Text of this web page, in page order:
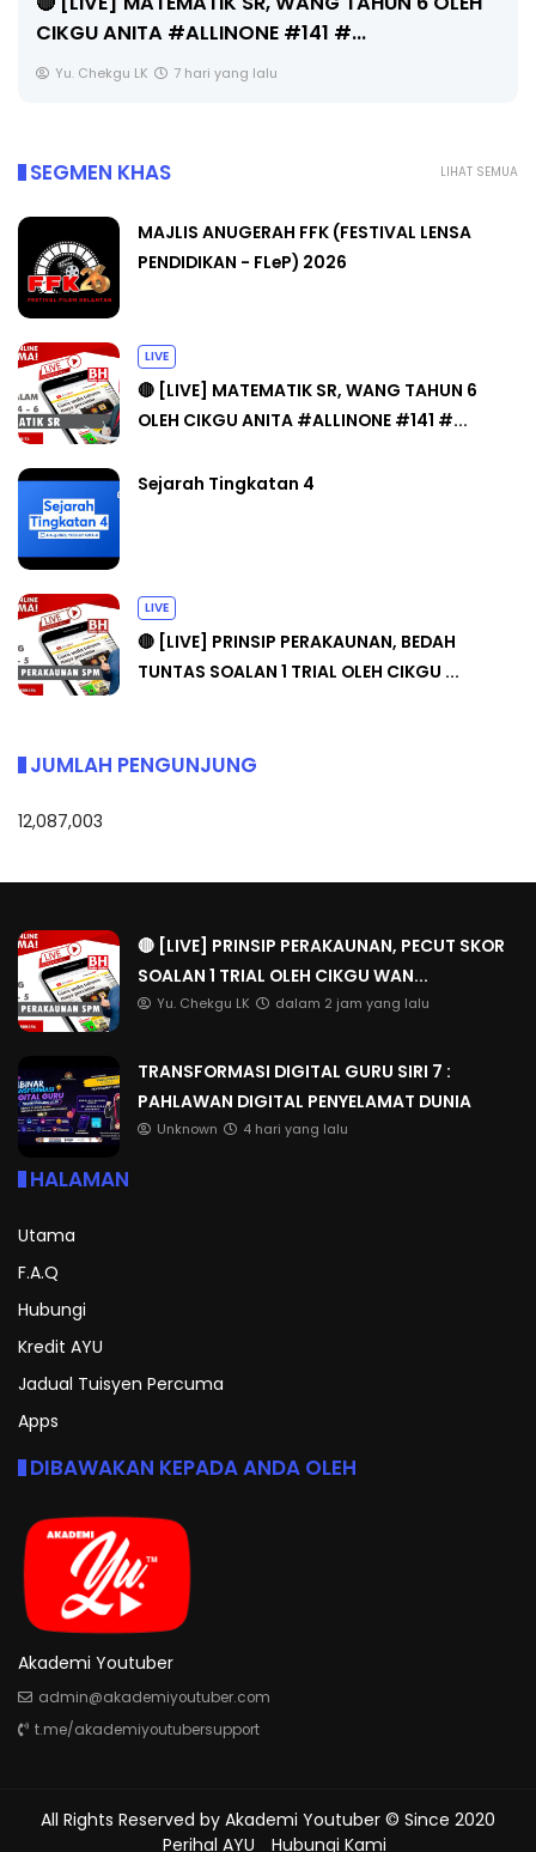
Unknown 7 hari yang lalu
LIHAT SEMUA
SEGMEN KHAS
MAJLIS ANUGERAH FFK (FESTIVAL LENSA
PENDIDIKAN - FLeP) 2026
LIVE
🔴 [LIVE] MATEMATIK SR, WANG TAHUN 6
OLEH CIKGU ANITA #ALLINONE #141 #...
Sejarah Tingkatan 4
LIVE
🔴 [LIVE] PRINSIP PERAKAUNAN, BEDAH
TUNTAS SOALAN 1 TRIAL OLEH CIKGU ...
JUMLAH PENGUNJUNG
12,087,003
🔴 [LIVE] PRINSIP PERAKAUNAN, PECUT SKOR
SOALAN 1 TRIAL OLEH CIKGU WAN...
Yu. Chekgu LK dalam 2 jam yang lalu
TRANSFORMASI DIGITAL GURU SIRI 7 :
PAHLAWAN DIGITAL PENYELAMAT DUNIA
Unknown 4 hari yang lalu
HALAMAN
Utama
F.A.Q
Hubungi
Kredit AYU
Jadual Tuisyen Percuma
Apps
DIBAWAKAN KEPADA ANDA OLEH
Akademi Youtuber
admin@akademiyoutuber.com
t.me/akademiyoutubersupport
All Rights Reserved by Akademi Youtuber © Since 2020
Perihal AYU
Hubungi Kami